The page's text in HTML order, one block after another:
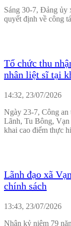
Sáng 30-7, Đảng ủy
quyết định về công
Tổ chức thu
nhân liệt sĩ tại
14:32, 23/07/2026
Ngày 23-7, Công
Lãnh, Tu Bông,
khai cao điểm thực
Lãnh đạo xã
chính sách
13:43, 23/07/2026
Nhân kỷ niệm 79